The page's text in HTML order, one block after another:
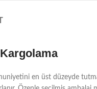
en üst düzeyde